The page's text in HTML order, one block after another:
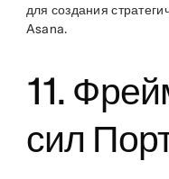
для создания
Asana.
11.
сил